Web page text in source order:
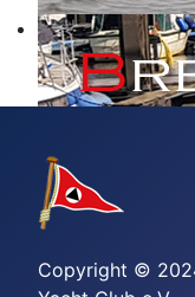
Copyright ©